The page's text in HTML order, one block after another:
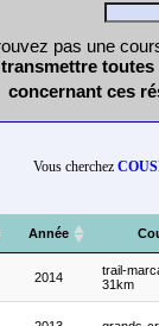
pas une
transmettre
concernant ces
Vous cherchez
Année
2014
trail-
31km